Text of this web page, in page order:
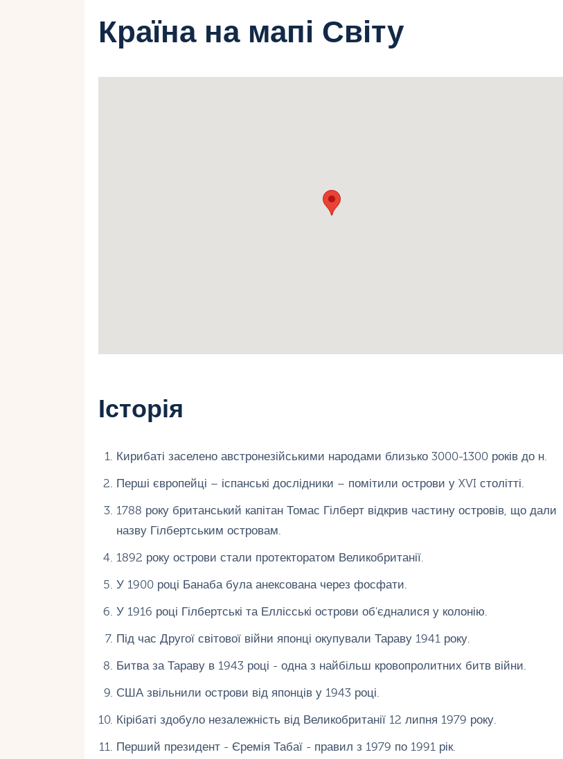
Країна на мапі Світу
Історія
Кирибаті заселено австронезійськими народами близько 3000-1300 років до н.
Перші європейці – іспанські дослідники – помітили острови у XVI столітті.
1788 року британський капітан Томас Гілберт відкрив частину островів, що дали
назву Гілбертським островам.
1892 року острови стали протекторатом Великобританії.
У 1900 році Банаба була анексована через фосфати.
У 1916 році Гілбертські та Еллісські острови об'єдналися у колонію.
Під час Другої світової війни японці окупували Тараву 1941 року.
Битва за Тараву в 1943 році - одна з найбільш кровопролитних битв війни.
США звільнили острови від японців у 1943 році.
Кірібаті здобуло незалежність від Великобританії 12 липня 1979 року.
Перший президент - Єремія Табаї - правил з 1979 по 1991 рік.